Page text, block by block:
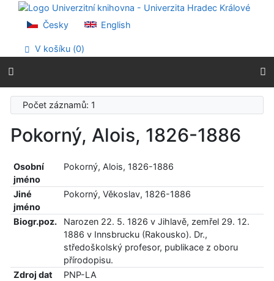
Přejít na obsah
Přejít na menu
Prohlášení o webové přístupnosti
Česky English
V košíku (0)
Počet záznamů: 1
Pokorný, Alois, 1826-1886
Osobní
jméno
Pokorný, Alois, 1826-1886
Jiné
jméno
Pokorný, Věkoslav, 1826-1886
Biogr.poz.
Narozen 22. 5. 1826 v Jihlavě, zemřel 29. 12.
1886 v Innsbrucku (Rakousko). Dr.,
středoškolský profesor, publikace z oboru
přírodopisu.
Zdroj dat
PNP-LA